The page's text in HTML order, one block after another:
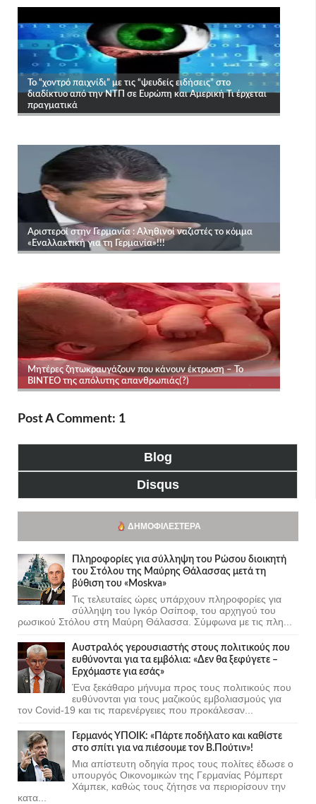
Post A Comment: 1
Blog
Disqus
ΔΗΜΟΦΙΛΈΣΤΕΡΑ
Πληροφορίες για σύλληψη του Ρώσου διοικητή
του Στόλου της Mαύρης Θάλασσας μετά τη
βύθιση του «Moskva»
Τις τελευταίες ώρες υπάρχουν πληροφορίες για
σύλληψη του Ιγκόρ Οσίποφ, του αρχηγού του
ρωσικού Στόλου στη Μαύρη Θάλασσα. Σύμφωνα με τις πλη...
Αυστραλός γερουσιαστής στους πολιτικούς που
ευθύνονται για τα εμβόλια: «Δεν θα ξεφύγετε –
Ερχόμαστε για εσάς»
Ένα ξεκάθαρο μήνυμα προς τους πολιτικούς που
ευθύνονται για τους μαζικούς εμβολιασμούς για
τον Covid-19 και τις παρενέργειες που προκάλεσαν...
Γερμανός ΥΠΟΙΚ: «Πάρτε ποδήλατο και καθίστε
στο σπίτι για να πιέσουμε τον Β.Πούτιν»!
Μια απίστευτη οδηγία προς τους πολίτες έδωσε ο
υπουργός Οικονομικών της Γερμανίας Ρόμπερτ
Χάμπεκ, καθώς τους ζήτησε να περιορίσουν την
κατα...